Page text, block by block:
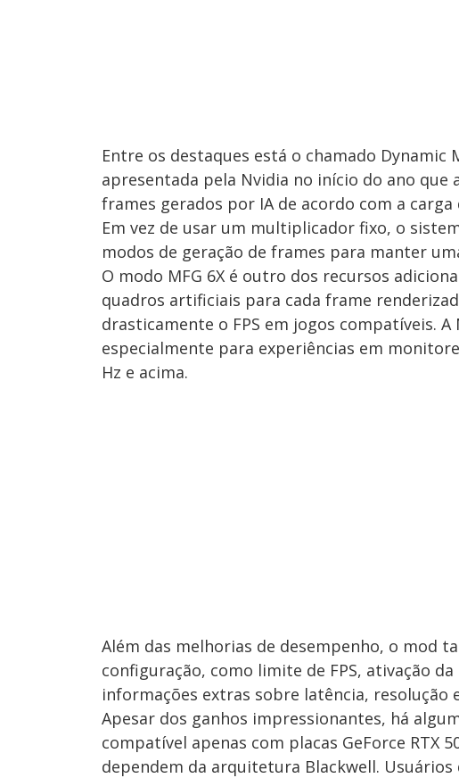
Entre os destaques está o chamado
apresentada pela Nvidia no início do ano
frames gerados por IA de acordo com a
Em vez de usar um multiplicador fixo, o
modos de geração de frames para manter
O modo MFG 6X é outro dos recursos
quadros artificiais para cada frame
drasticamente o FPS em jogos compatíveis.
especialmente para experiências em
Hz e acima.
Além das melhorias de desempenho, o mod
configuração, como limite de FPS, ativação
informações extras sobre latência, resolução
Apesar dos ganhos impressionantes, há
compatível apenas com placas GeForce RTX
dependem da arquitetura Blackwell.